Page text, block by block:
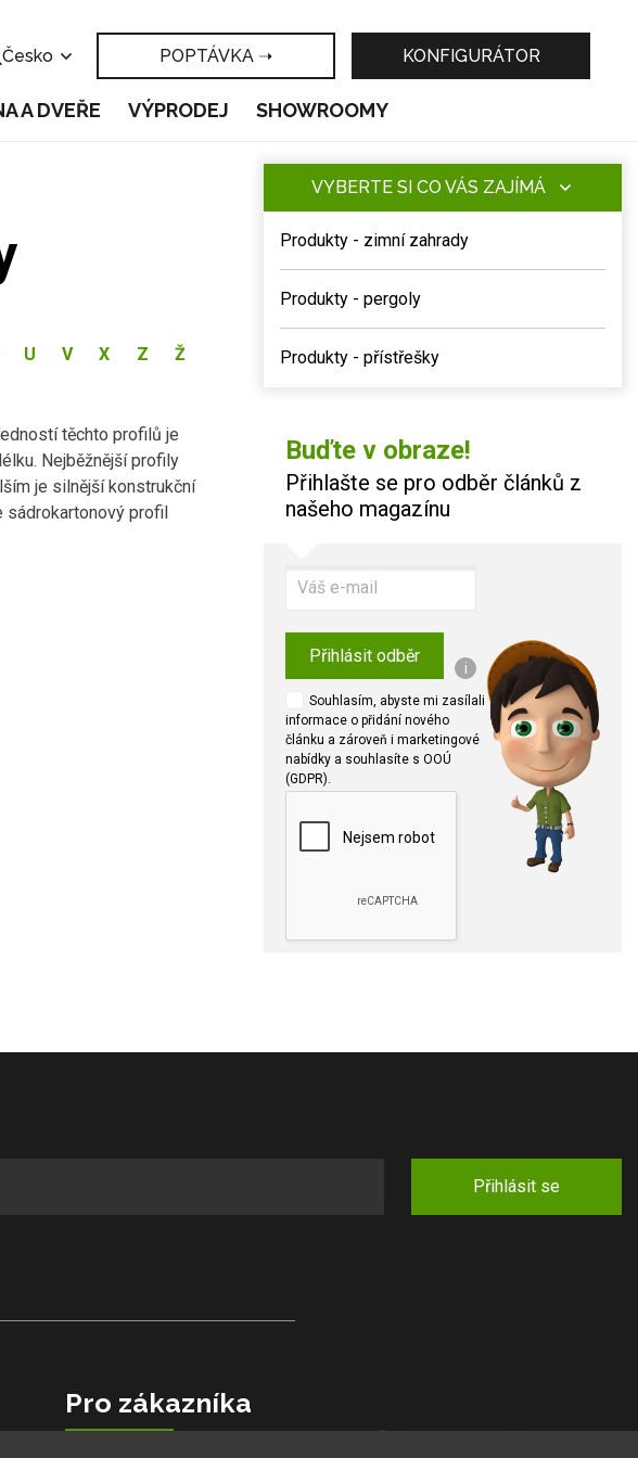
Česko POPTÁVKA ➝ KONFIGURÁTOR
A DVEŘE VÝPRODEJ SHOWROOMY
VYBERTE SI CO VÁS ZAJÍMÁ
Produkty - zimní zahrady
Produkty - pergoly
Produkty - přístřešky
Buďte v obraze!
Přihlašte se pro odběr článků z
našeho magazínu
Přihlásit odběr
i
Souhlasím, abyste mi zasílali
informace o přidání nového
článku a zároveň i marketingové
nabídky a souhlasíte s OOÚ
(GDPR).
U V X Z Ž
těchto profilů je
Nejběžnější profily
je silnější konstrukční
sádrokartonový profil
Přihlásit se
Pro zákazníka